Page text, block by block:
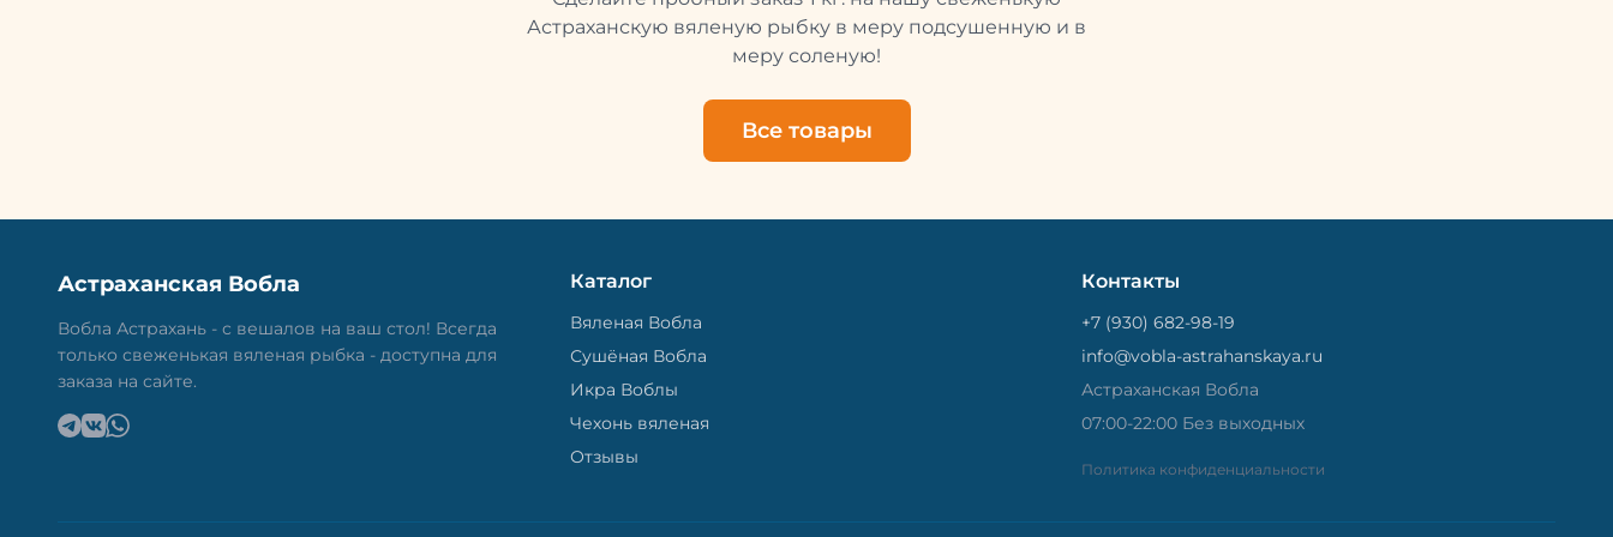
рыбу упаковывают в специальный
пакет, чтобы она не портилась и не
не просто вкусная еда, но и
пример того, как можно сочетать
старые рецепты и современные
вкусно.
Астраханскую вяленую рыбку в меру подсушенную и в
меру соленую!
Все товары
Астраханская Вобла
Вобла Астрахань - с вешалов на ваш стол! Всегда
только свеженькая вяленая рыбка - доступна для
заказа на сайте.
Каталог
Вяленая Вобла
Сушёная Вобла
Икра Воблы
Чехонь вяленая
Отзывы
Контакты
+7 (930) 682-98-19
info@vobla-astrahanskaya.ru
Астраханская Вобла
07:00-22:00 Без выходных
Политика конфиденциальности